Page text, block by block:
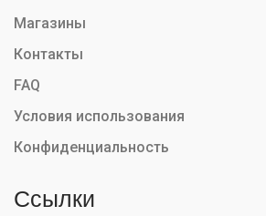
Магазины
Контакты
FAQ
Условия использования
Конфиденциальность
Ссылки